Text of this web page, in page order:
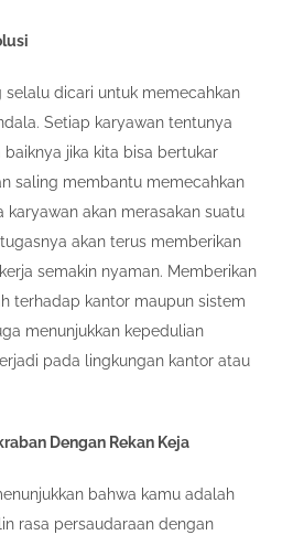
selalu dicari untuk memecahkan
Setiap karyawan tentunya
jika kita bisa bertukar
saling membantu memecahkan
karyawan akan merasakan suatu
akan terus memberikan
semakin nyaman. Memberikan
terhadap kantor maupun sistem
menunjukkan kepedulian
pada lingkungan kantor atau
Dengan Rekan Keja
bahwa kamu adalah
rasa persaudaraan dengan